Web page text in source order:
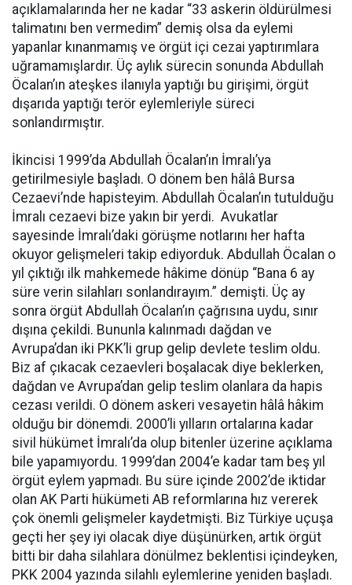
açıklamalarında her ne kadar “33 askerin öldürülmesi
talimatını ben vermedim” demiş olsa da eylemi
yapanlar kınanmamış ve örgüt içi cezai yaptırımlara
uğramamışlardır. Üç aylık sürecin sonunda Abdullah
Öcalan’ın ateşkes ilanıyla yaptığı bu girişimi, örgüt
dışarıda yaptığı terör eylemleriyle süreci
sonlandırmıştır.
İkincisi 1999’da Abdullah Öcalan’ın İmralı’ya
getirilmesiyle başladı. O dönem ben hâlâ Bursa
Cezaevi’nde hapisteyim. Abdullah Öcalan’ın tutulduğu
İmralı cezaevi bize yakın bir yerdi. Avukatlar
sayesinde İmralı’daki görüşme notlarını her hafta
okuyor gelişmeleri takip ediyorduk. Abdullah Öcalan o
yıl çıktığı ilk mahkemede hâkime dönüp “Bana 6 ay
süre verin silahları sonlandırayım.” demişti. Üç ay
sonra örgüt Abdullah Öcalan’ın çağrısına uydu, sınır
dışına çekildi. Bununla kalınmadı dağdan ve
Avrupa’dan iki PKK’li grup gelip devlete teslim oldu.
Biz af çıkacak cezaevleri boşalacak diye beklerken,
dağdan ve Avrupa’dan gelip teslim olanlara da hapis
cezası verildi. O dönem askeri vesayetin hâlâ hâkim
olduğu bir dönemdi. 2000’li yılların ortalarına kadar
sivil hükümet İmralı’da olup bitenler üzerine açıklama
bile yapamıyordu. 1999’dan 2004’e kadar tam beş yıl
örgüt eylem yapmadı. Bu süre içinde 2002’de iktidar
olan AK Parti hükümeti AB reformlarına hız vererek
çok önemli gelişmeler kaydetmişti. Biz Türkiye uçuşa
geçti her şey iyi olacak diye düşünürken, artık örgüt
bitti bir daha silahlara dönülmez beklentisi içindeyken,
PKK 2004 yazında silahlı eylemlerine yeniden başladı.